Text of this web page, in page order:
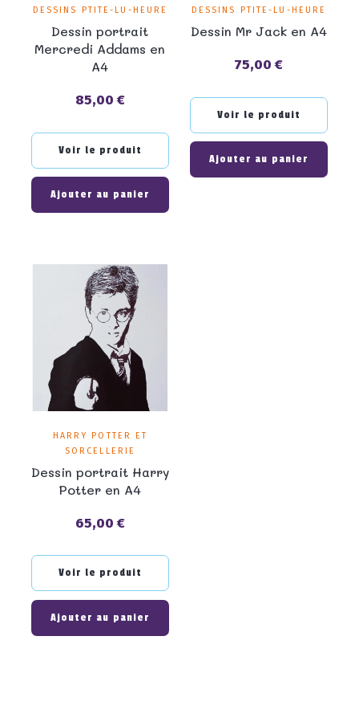
DESSINS PTITE-LU-HEURE
Dessin portrait
Mercredi Addams en
A4
Prix
85,00 €
Voir le produit
Ajouter au panier
DESSINS PTITE-LU-HEURE
Dessin Mr Jack en A4
Prix
75,00 €
Voir le produit
Ajouter au panier
HARRY POTTER ET
SORCELLERIE
Dessin portrait Harry
Potter en A4
Prix
65,00 €
Voir le produit
Ajouter au panier